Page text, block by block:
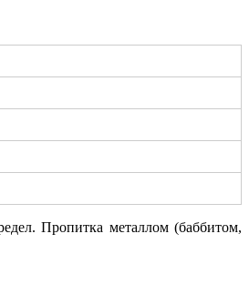
Пропитка металлом (баббитом,